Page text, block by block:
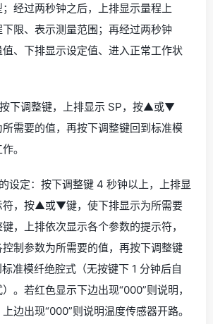
经过两秒钟之后，上排显示量程上
限、表示测量范围；再经过两秒钟
、下排显示设定值、进入正常工作状
下调整键，上排显示 SP，按▲或▼
需要的值，再按下调整键回到标准模
。
设定：按下调整键 4 秒钟以上，上排显
符，按▲或▼键，使下排显示为所需要
，上排依次显示各个参数的提示符，
制参数为所需要的值，再按下调整键
准模纤绝腔式（无按键下 1 分钟后自
。若红色显示下边出现“000”则说明，
边出现“000”则说明温度传感器开路。